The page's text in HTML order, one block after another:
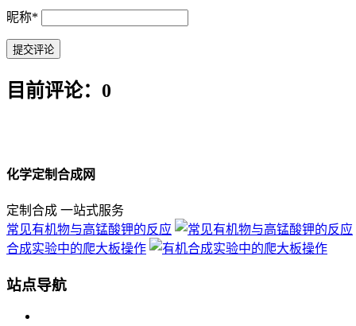
昵称*
目前评论：0
化学定制合成网
定制合成 一站式服务
常见有机物与高锰酸钾的反应
合成实验中的爬大板操作
站点导航